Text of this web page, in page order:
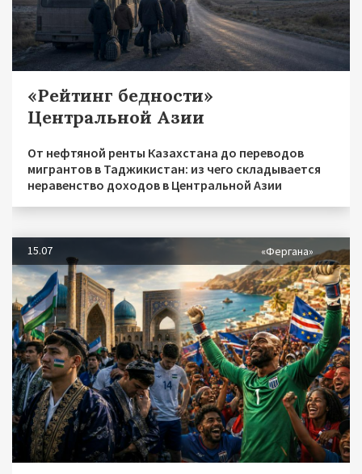
«Рейтинг бедности»
Центральной Азии
От нефтяной ренты Казахстана до переводов
мигрантов в Таджикистан: из чего складывается
неравенство доходов в Центральной Азии
15.07 «Фергана»